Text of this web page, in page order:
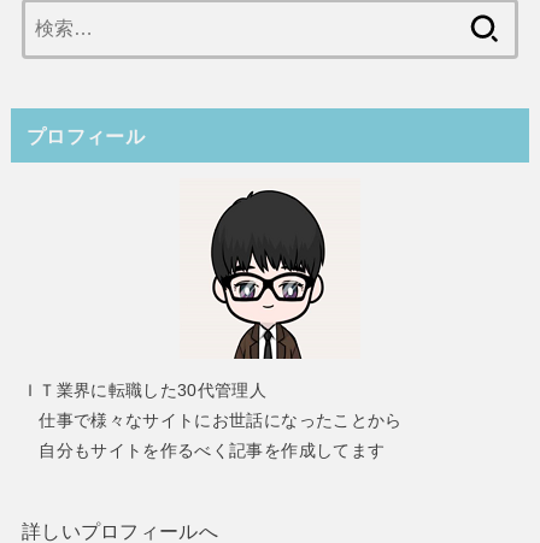
索:
プロフィール
ＩＴ業界に転職した30代管理人
仕事で様々なサイトにお世話になったことから
自分もサイトを作るべく記事を作成してます
詳しいプロフィールへ